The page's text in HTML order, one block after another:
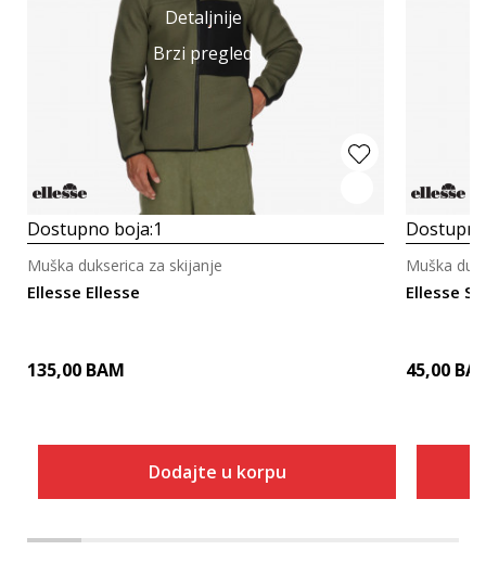
Detaljnije
Brzi pregled
Dostupno boja:1
Ellesse Ellesse
Muška dukserica za skijanje
135,00 BAM
Dodajte u korpu
Ellesse Ski
Muška
45,00